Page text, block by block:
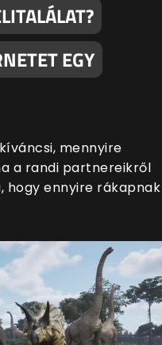
EGY
mennyire
a randi partnereikről
hogy ennyire rákapnak